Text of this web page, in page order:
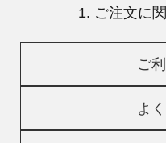
1. ご注文に
ご
よ